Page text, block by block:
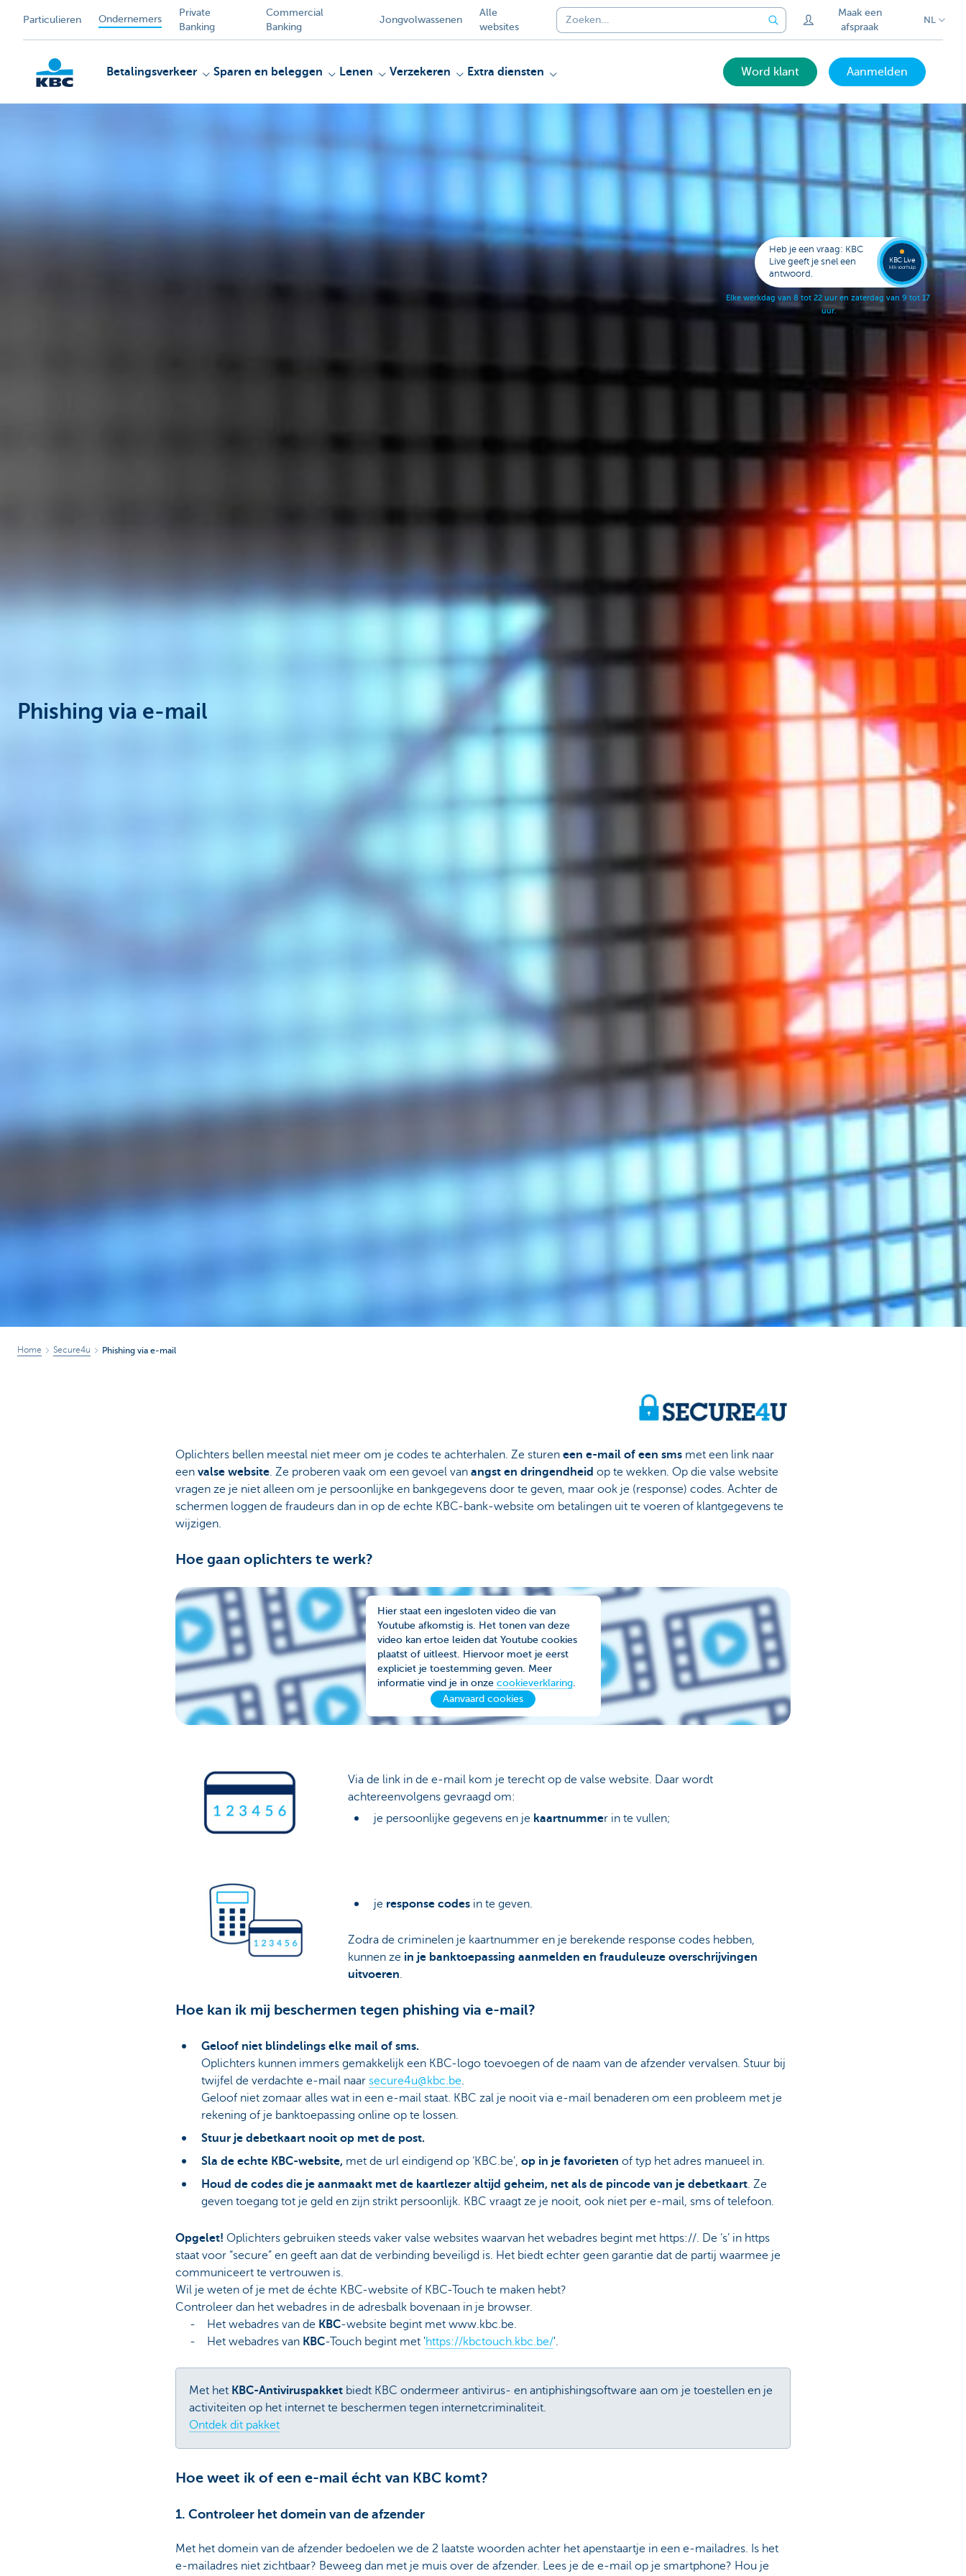
Particulieren Ondernemers
Private
Banking
Commercial
Banking
Jongvolwassenen
Alle
websites
Maak een
afspraak
NL
Betalingsverkeer Sparen en beleggen Lenen Verzekeren Extra diensten Word klant Aanmelden
Phishing via e-mail
Home Secure4u Phishing via e-mail
Oplichters bellen meestal niet meer om je codes te achterhalen. Ze sturen een e-mail of een sms met een link naar
een valse website. Ze proberen vaak om een gevoel van angst en dringendheid op te wekken. Op die valse website
vragen ze je niet alleen om je persoonlijke en bankgegevens door te geven, maar ook je (response) codes. Achter de
schermen loggen de fraudeurs dan in op de echte KBC-bank-website om betalingen uit te voeren of klantgegevens te
wijzigen.
Hoe gaan oplichters te werk?
Hier staat een ingesloten video die van
Youtube afkomstig is. Het tonen van deze
video kan ertoe leiden dat Youtube cookies
plaatst of uitleest. Hiervoor moet je eerst
expliciet je toestemming geven. Meer
informatie vind je in onze cookieverklaring.
Aanvaard cookies
Via de link in de e-mail kom je terecht op de valse website. Daar wordt
achtereenvolgens gevraagd om:
je persoonlijke gegevens en je kaartnummer in te vullen;
je response codes in te geven.
Zodra de criminelen je kaartnummer en je berekende response codes hebben,
kunnen ze in je banktoepassing aanmelden en frauduleuze overschrijvingen
uitvoeren.
Hoe kan ik mij beschermen tegen phishing via e-mail?
Geloof niet blindelings elke mail of sms.
Oplichters kunnen immers gemakkelijk een KBC-logo toevoegen of de naam van de afzender vervalsen. Stuur bij
twijfel de verdachte e-mail naar secure4u@kbc.be​.
Geloof niet zomaar alles wat in een e-mail staat. KBC zal je nooit via e-mail benaderen om een probleem met je
rekening of je banktoepassing online op te lossen.
Stuur je debetkaart nooit op met de post.
Sla de echte KBC-website, met de url eindigend op ‘KBC.be’, op in je favorieten of typ het adres manueel in.
Houd de codes die je aanmaakt met de kaartlezer altijd geheim, net als de pincode van je debetkaart. Ze
geven toegang tot je geld en zijn strikt persoonlijk. KBC vraagt ze je nooit, ook niet per e-mail, sms of telefoon.
Opgelet! Oplichters gebruiken steeds vaker valse websites waarvan het webadres begint met https://. De ‘s’ in https
staat voor “secure” en geeft aan dat de verbinding beveiligd is. Het biedt echter geen garantie dat de partij waarmee je
communiceert te vertrouwen is.
Wil je weten of je met de échte KBC-website of KBC-Touch te maken hebt?
Controleer dan het webadres in de adresbalk bovenaan in je browser.
- Het webadres van de KBC-website begint met www.kbc.be.
- Het webadres van KBC-Touch begint met 'https://kbctouch.kbc.be/'.
Met het KBC-Antiviruspakket biedt KBC ondermeer antivirus- en antiphishingsoftware aan om je toestellen en je
activiteiten op het internet te beschermen tegen internetcriminaliteit.
Ontdek dit pakket
Hoe weet ik of een e-mail écht van KBC komt?
1. Controleer het domein van de afzender
Met het domein van de afzender bedoelen we de 2 laatste woorden achter het apenstaartje in een e-mailadres. Is het
e-mailadres niet zichtbaar? Beweeg dan met je muis over de afzender. Lees je de e-mail op je smartphone? Hou je
Heb je een vraag: KBC
Live geeft je snel een
antwoord.
Elke werkdag van 8 tot 22 uur en zaterdag van 9 tot 17
uur.
KBC Live
klik voor hulp